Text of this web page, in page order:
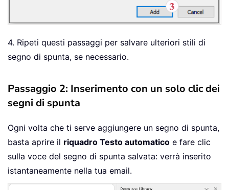
4. Ripeti questi passaggi per salvare ulteriori stili di
segno di spunta, se necessario.
Passaggio 2: Inserimento con un solo clic dei
segni di spunta
Ogni volta che ti serve aggiungere un segno di spunta,
basta aprire il riquadro Testo automatico e fare clic
sulla voce del segno di spunta salvata: verrà inserito
istantaneamente nella tua email.